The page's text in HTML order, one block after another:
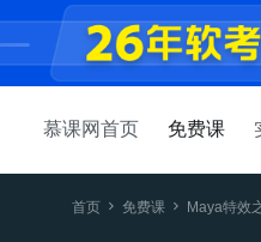
慕课网首页 免费课
首页 免费课 Maya特效